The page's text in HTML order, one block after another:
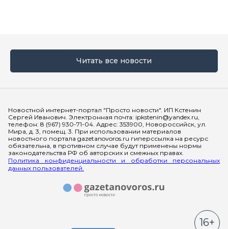
Читать все новости
Новостной интернет-портал "Просто новости". ИП Кстенин
Сергей Иванович. Электронная почта: ipkstenin@yandex.ru,
телефон: 8 (967) 930-71-04. Адрес: 353900, Новороссийск, ул.
Мира, д. 3, помещ. 3. При использовании материалов
новостного портала gazetanovoros.ru гиперссылка на ресурс
обязательна, в противном случае будут применены нормы
законодательства РФ об авторских и смежных правах.
Политика конфиденциальности и обработки персональных
данных пользователей.
16+